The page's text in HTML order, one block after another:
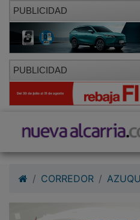
PUBLICIDAD
PUBLICIDAD